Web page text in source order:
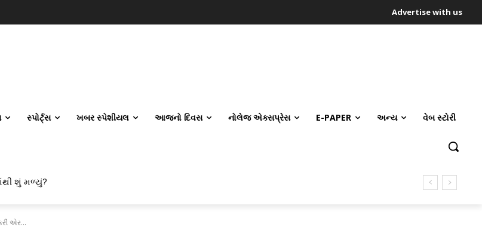
Advertise with us
સ્પોર્ટ્સ ખબર સ્પેશીયલ આજનો દિવસ નોલેજ એક્સપ્રેસ E-PAPER અન્ય વેબ સ્ટોરી
શું મળ્યું?
એર...